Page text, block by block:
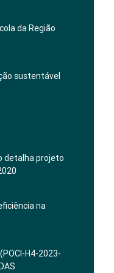
da Região
sustentável
detalha projeto
na
H4-2023-